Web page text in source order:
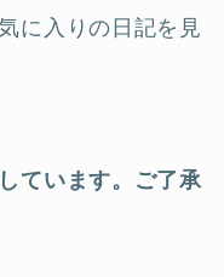
に入りの日記を見
ています。ご了承